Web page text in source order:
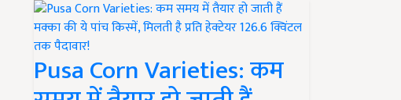
Pusa Corn Varieties: कम